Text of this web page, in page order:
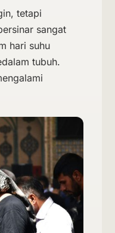
tetapi
sangat
hari suhu
tubuh.